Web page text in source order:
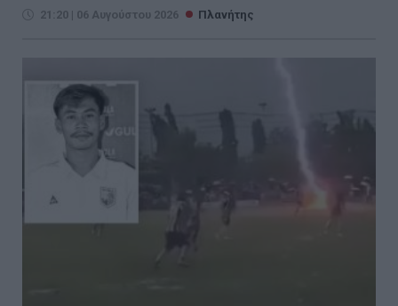
21:20 | 06 Αυγούστου 2026 Πλανήτης